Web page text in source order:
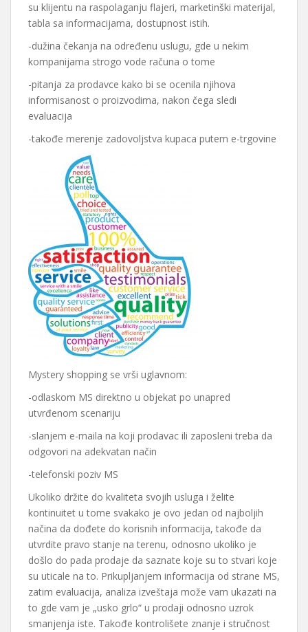
su klijentu na raspolaganju flajeri, marketinški materijal,
tabla sa informacijama, dostupnost istih.
-dužina čekanja na određenu uslugu, gde u nekim
kompanijama strogo vode računa o tome
-pitanja za prodavce kako bi se ocenila njihova
informisanost o proizvodima, nakon čega sledi
evaluacija
-takođe merenje zadovoljstva kupaca putem e-trgovine
Mystery shopping se vrši uglavnom:
-odlaskom MS direktno u objekat po unapred
utvrđenom scenariju
-slanjem e-maila na koji prodavac ili zaposleni treba da
odgovori na adekvatan način
-telefonski poziv MS
Ukoliko držite do kvaliteta svojih usluga i želite
kontinuitet u tome svakako je ovo jedan od najboljih
načina da dođete do korisnih informacija, takođe da
utvrdite pravo stanje na terenu, odnosno ukoliko je
došlo do pada prodaje da saznate koje su to stvari koje
su uticale na to. Prikupljanjem informacija od strane MS,
zatim evaluacija, analiza izveštaja može vam ukazati na
to gde vam je „usko grlo“ u prodaji odnosno uzrok
smanjenja iste. Takođe kontrolišete znanje i stručnost